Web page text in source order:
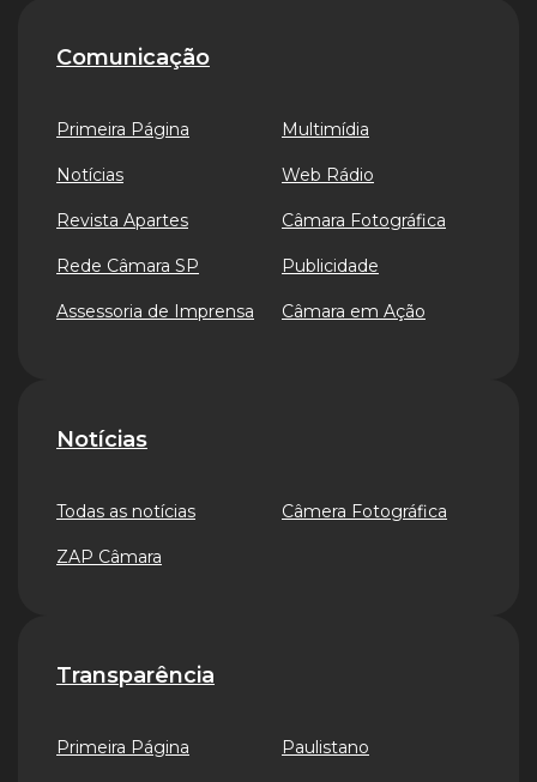
Comunicação
Primeira Página
Notícias
Revista Apartes
Rede Câmara SP
Assessoria de Imprensa
Multimídia
Web Rádio
Câmara Fotográfica
Publicidade
Câmara em Ação
Notícias
Todas as notícias
ZAP Câmara
Câmera Fotográfica
Transparência
Primeira Página Paulistano